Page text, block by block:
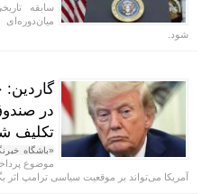
سابقه
شود.
در
تکلیف
«باشگاه
موضوع
آمریکا می‌تواند بر موقعیت سیاسی ترامپ اثر